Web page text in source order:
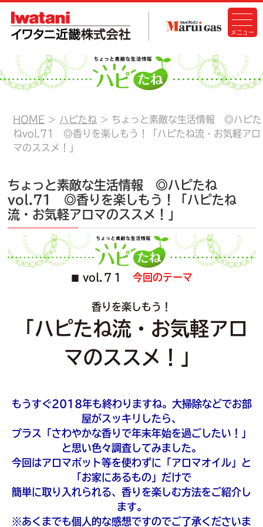
HOME ハピたね
ちょっと素敵な生活情報 ◎ハピた
ねvol.71 ◎香りを楽しもう！「ハピたね流・お気軽アロ
マのススメ！」
ちょっと素敵な生活情報 ◎ハピたね
vol.71 ◎香りを楽しもう！「ハピたね
流・お気軽アロマのススメ！」
vol.７１ 今回のテーマ
香りを楽しもう！
「ハピたね流・お気軽アロ
マのススメ！」
もうすぐ2018年も終わりますね。大掃除などでお部
屋がスッキリしたら、
プラス「さわやかな香りで年末年始を過ごしたい！」
と思い色々調査してみました。
今回はアロマポット等を使わずに「アロマオイル」と
「お家にあるもの」だけで
簡単に取り入れられる、香りを楽しむ方法をご紹介し
ます。
※あくまでも個人的な感想ですのでご了承くださいま